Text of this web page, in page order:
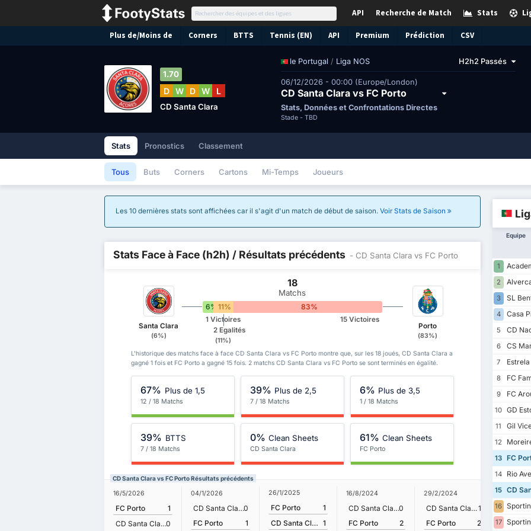
Stats
Recherche de Match
API
Plus de/Moins de Corners BTTS Tennis (EN) API Premium Prédiction CSV
le Portugal / Liga NOS H2h2 Passés
06/12/2026 - 00:00 (Europe/London)
CD Santa Clara vs FC Porto
Stats, Données et Confrontations Directes
Stade - TBD
1.70
D W D W L
CD Santa Clara
Stats Pronostics Classement
Tous Buts Corners Cartons Mi-Temps Joueurs
Les 10 dernières stats sont affichées car il s'agit d'un match de début de saison. Voir Stats de Saison
Stats Face à Face (h2h) / Résultats précédents - CD Santa Clara vs FC Porto
Santa Clara
(6%)
18
Matchs
6% 11% 83%
1 Victoires
2 Egalités
(11%)
15 Victoires
Porto
(83%)
L'historique des matchs face à face CD Santa Clara vs FC Porto montre que, sur les 18 joués, CD Santa Clara a
gagné 1 fois et FC Porto a gagné 15 fois. 2 matchs CD Santa Clara vs FC Porto se sont terminés en égalité.
67% Plus de 1,5
12 / 18 Matchs
39% Plus de 2,5
7 / 18 Matchs
6% Plus de 3,5
1 / 18 Matchs
39% BTTS
7 / 18 Matchs
0% Clean Sheets
CD Santa Clara
61% Clean Sheets
FC Porto
CD Santa Clara vs FC Porto Résultats précédents
16/5/2026
FC Porto
1
CD Santa Clara0
04/1/2026
CD Santa Clara0
FC Porto
1
26/1/2025
FC Porto
1
CD Santa Clara 1
16/8/2024
CD Santa Clara0
FC Porto
2
29/2/2024
CD Santa Clara 1
FC Porto
2
15/4/
FC
Equipe
1
2
3
SL
4
Casa
5
CD
6
CS
7
8
FC
9
FC
10 GD
11
Gil
12
13 FC
14
Rio
15 CD
16
17